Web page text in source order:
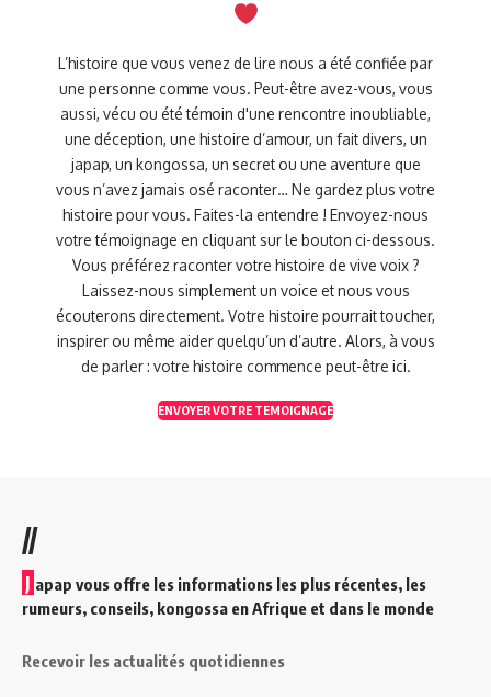
L’histoire que vous venez de lire nous a été confiée par
une personne comme vous. Peut-être avez-vous, vous
aussi, vécu ou été témoin d'une rencontre inoubliable,
une déception, une histoire d’amour, un fait divers, un
japap, un kongossa, un secret ou une aventure que
vous n’avez jamais osé raconter… Ne gardez plus votre
histoire pour vous. Faites-la entendre ! Envoyez-nous
votre témoignage en cliquant sur le bouton ci-dessous.
Vous préférez raconter votre histoire de vive voix ?
Laissez-nous simplement un voice et nous vous
écouterons directement. Votre histoire pourrait toucher,
inspirer ou même aider quelqu’un d’autre. Alors, à vous
de parler : votre histoire commence peut-être ici.
ENVOYER VOTRE TEMOIGNAGE
//
J apap vous offre les informations les plus récentes, les
rumeurs, conseils, kongossa en Afrique et dans le monde
Recevoir les actualités quotidiennes